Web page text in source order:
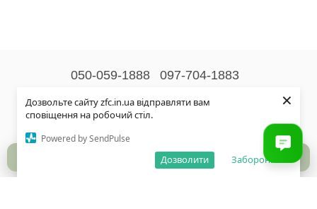
Дозвольте сайту zfc.in.ua відправляти вам
сповіщення на робочий стіл.
Powered by SendPulse
Заборонити
Дозволити
×
050-059-1888 097-704-1883
Контактна інформація
© 2026